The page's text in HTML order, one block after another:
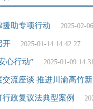
助专项行动 2025-02-
开 2025-01-14 14:42:27
心行动” 2025-01-09
流座谈 推进川渝高竹
政复议法典型案例